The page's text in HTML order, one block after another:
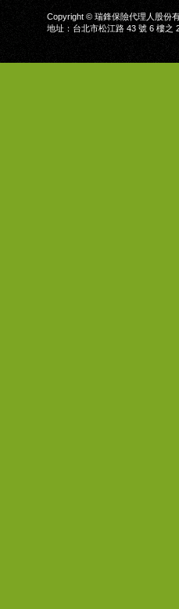
Copyright © 瑞鋒保險代理人股份
地址：台北市松江路 43 號 6 樓之